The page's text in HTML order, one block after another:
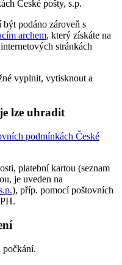
České pošty, s.p.
být podáno zároveň s
archem, který získáte na
stránkách
vyplnit, vytisknout a
lze uhradit
podmínkách České
platební kartou (seznam
je uveden na
), příp. pomocí poštovních
počkání.